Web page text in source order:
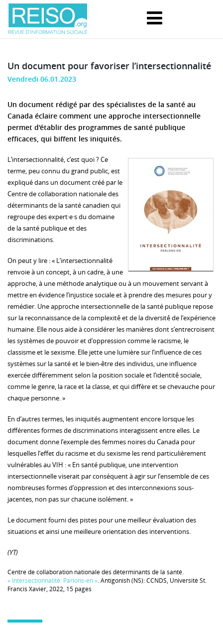
Un document pour favoriser l’intersectionnalité
Vendredi 06.01.2023
Un document rédigé par des spécialistes de la santé au
Canada éclaire comment une approche intersectionnelle
permet d'établir des programmes de santé publique
efficaces, qui biffent les iniquités.
L’intersectionnalité, c’est quoi ? Ce
terme, peu connu du grand public, est
expliqué dans un document créé par le
Centre de collaboration nationale des
déterminants de la santé canadien qui
regroupe des expert·e·s du domaine
de la santé publique et des
discriminations.
On peut y lire : « L’intersectionnalité
renvoie à un concept, à un cadre, à une
approche, à une méthode analytique ou à un mouvement servant à
mettre en évidence l’injustice sociale et à prendre des mesures pour y
remédier. Une approche intersectionnelle de la santé publique repose
sur la reconnaissance de la complexité́ et de la diversité́ de l’expérience
humaine. Elle nous aide à considérer les manières dont s’entrecroisent
les systèmes de pouvoir et d’oppression comme le racisme, le
classisme et le sexisme. Elle jette une lumière sur l’influence de ces
systèmes sur la santé et le bien-être des individus, une influence
exercée différemment selon la position sociale et l’identité́ sociale,
comme le genre, la race et la classe, et qui diffère et se chevauche pour
chaque personne. »
En d’autres termes, les iniquités augmentent encore lorsque les
différentes formes de discriminations interagissent entre elles. Le
document donne l’exemple des femmes noires du Canada pour
lesquelles l’effet du racisme et du sexisme les rend particulièrement
vulnérables au VIH : « En santé publique, une intervention
intersectionnelle viserait par conséquent à agir sur l’ensemble de ces
nombreuses formes d’oppression et des interconnexions sous-
jacentes, non pas sur chacune isolément. »
Le document fourni des pistes pour une meilleur évaluation des
situations et ainsi une meilleure orientation des interventions.
(YT)
Centre de collaboration nationale des déterminants de la santé.
« Intersectionnalité: Parlons-en ». Antigonish (NS): CCNDS, Université St.
Francis Xavier, 2022, 15 pages